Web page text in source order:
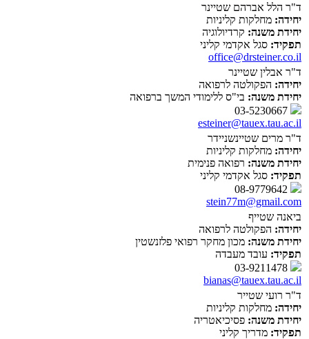
ד"ר הלל אברהם שטיינר
יחידה: מחלקות קליניות
יחידת משנה: קרדיולוגיה
תפקיד: סגל אקדמי קליני
office@drsteiner.co.il
ד"ר אבלין שטיינר
יחידה: הפקולטה לרפואה
יחידת משנה: בי"ס ללימודי המשך ברפואה
esteiner@tauex.tau.ac.il
ד"ר מרים שטיינשניידר
יחידה: מחלקות קליניות
יחידת משנה: רפואה פנימית
תפקיד: סגל אקדמי קליני
stein77m@gmail.com
ביאנה שטייף
יחידה: הפקולטה לרפואה
יחידת משנה: מכון מחקר רפואי פלזנשטין
תפקיד: עובד מעבדה
bianas@tauex.tau.ac.il
ד"ר רועי שטייר
יחידה: מחלקות קליניות
יחידת משנה: פסיכיאטריה
תפקיד: מדריך קליני